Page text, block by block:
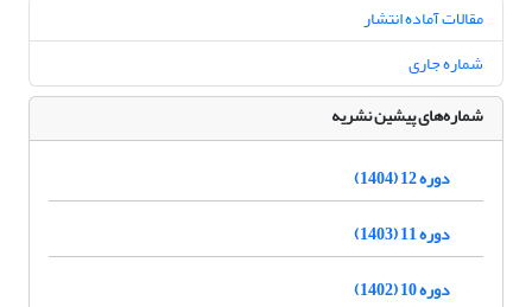
مقالات آماده انتشار
شماره جاری
شماره‌های پیشین نشریه
دوره 12 (1404)
دوره 11 (1403)
دوره 10 (1402)